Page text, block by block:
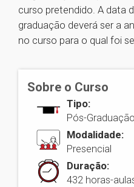
curso pretendido. A data
graduação deverá ser a
no curso para o qual foi
Sobre o Curso
Tipo:
Pós-Graduação
Modalidade:
Presencial
Duração:
432 horas-